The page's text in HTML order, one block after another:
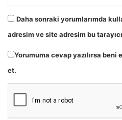
Daha sonraki yorumlarımda
adresim ve site adresim bu
Yorumuma cevap yazılırsa
et.